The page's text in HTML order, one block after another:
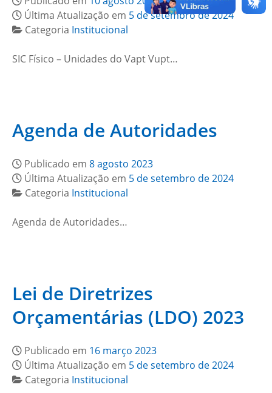
Última Atualização em 5 de setembro de 2024
Categoria Institucional
SIC Físico – Unidades do Vapt Vupt…
Agenda de Autoridades
Publicado em 8 agosto 2023
Última Atualização em 5 de setembro de 2024
Categoria Institucional
Agenda de Autoridades…
Lei de Diretrizes
Orçamentárias (LDO) 2023
Publicado em 16 março 2023
Última Atualização em 5 de setembro de 2024
Categoria Institucional